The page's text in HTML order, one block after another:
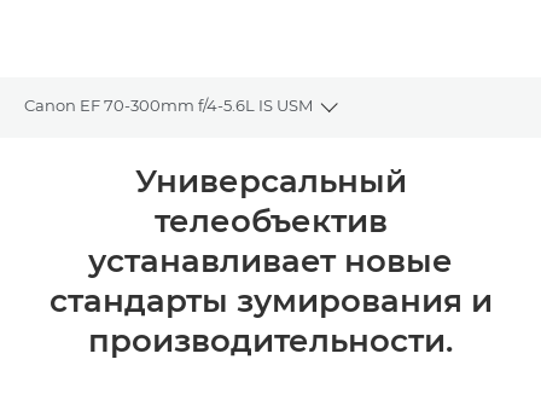
Canon EF 70-300mm f/4-5.6L IS USM
Toggle breadcrumbs
Общая информация
Технические характеристики
Универсальный
телеобъектив
устанавливает новые
стандарты зумирования и
производительности.